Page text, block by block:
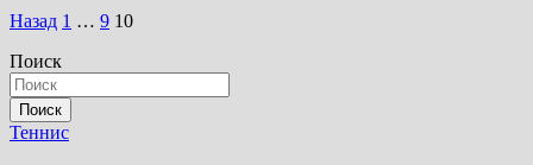
Пагинация
записей
Назад 1 … 9 10
Поиск
Поиск
Теннис